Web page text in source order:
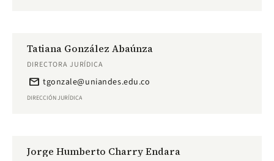
Tatiana González Abaúnza
DIRECTORA JURÍDICA
email tgonzale@uniandes.edu.co
DIRECCIÓN JURÍDICA
Jorge Humberto Charry Endara